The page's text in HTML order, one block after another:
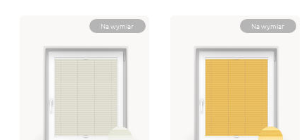
Na wymiar
PLISA BIANCA 0-
Na wymiar
PLISA BIANCA 0-